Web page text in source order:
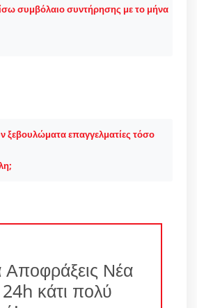
συμβόλαιο συντήρησης με το μήνα
ξεβουλώματα επαγγελματίες τόσο
Αποφράξεις Νέα
κάτι πολύ